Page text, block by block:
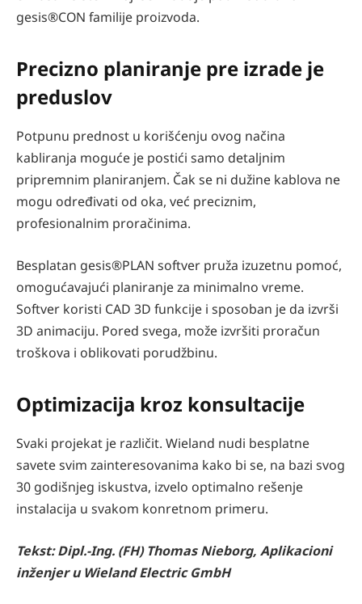
gesis®CON familije proizvoda.
Precizno planiranje pre izrade je
preduslov
Potpunu prednost u korišćenju ovog načina
kabliranja moguće je postići samo detaljnim
pripremnim planiranjem. Čak se ni dužine kablova ne
mogu određivati od oka, već preciznim,
profesionalnim proračinima.
Besplatan gesis®PLAN softver pruža izuzetnu pomoć,
omogućavajući planiranje za minimalno vreme.
Softver koristi CAD 3D funkcije i sposoban je da izvrši
3D animaciju. Pored svega, može izvršiti proračun
troškova i oblikovati porudžbinu.
Optimizacija kroz konsultacije
Svaki projekat je različit. Wieland nudi besplatne
savete svim zainteresovanima kako bi se, na bazi svog
30 godišnjeg iskustva, izvelo optimalno rešenje
instalacija u svakom konretnom primeru.
Tekst: Dipl.-Ing. (FH) Thomas Nieborg, Aplikacioni
inženjer u Wieland Electric GmbH